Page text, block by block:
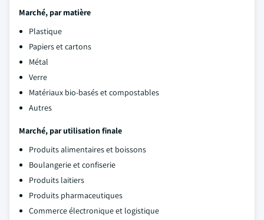
Marché, par matière
Plastique
Papiers et cartons
Métal
Verre
Matériaux bio-basés et compostables
Autres
Marché, par utilisation finale
Produits alimentaires et boissons
Boulangerie et confiserie
Produits laitiers
Produits pharmaceutiques
Commerce électronique et logistique